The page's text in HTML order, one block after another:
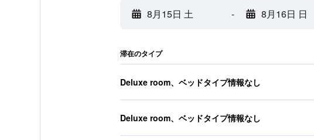
8月15日 土 - 8月16日 日
滞在のタイプ
Deluxe room、ベッドタイプ情報なし
Deluxe room、ベッドタイプ情報なし